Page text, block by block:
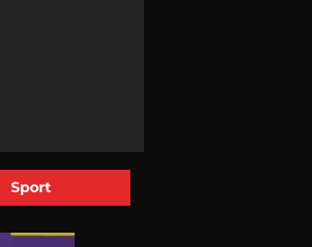
Sport